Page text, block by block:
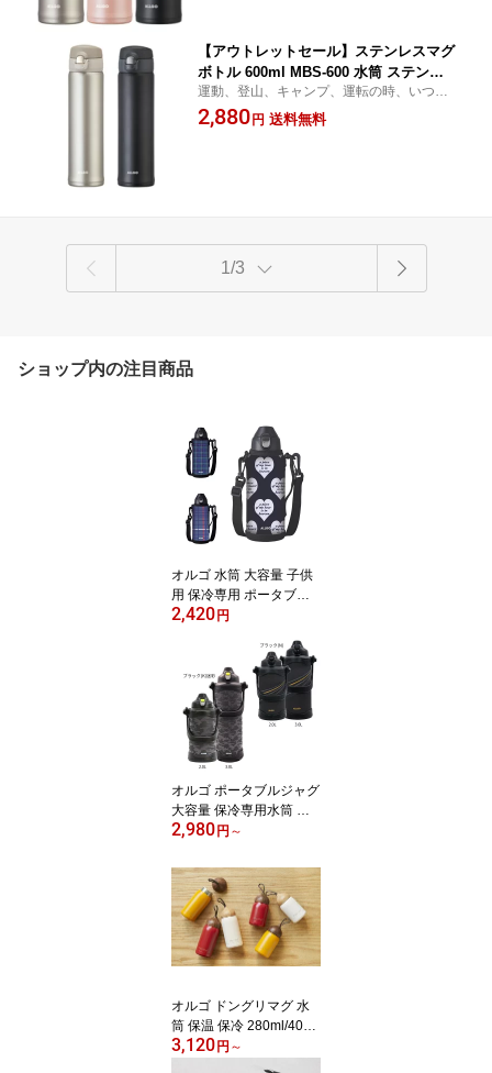
【アウトレットセール】ステンレスマグ
ボトル 600ml MBS-600 水筒 ステンレ
ス ワンタッチ 軽量 携帯ボトル マイボ
トル まほうびん 魔法瓶
運動、登山、キャンプ、運転の時、いつで
もどこでも飲みたい時に片手で飲める水筒
ワンタッチですぐ飲める真空二重の魔法瓶
2,880 円 送料無料
1/3
ショップ内の注目商品
オルゴ 水筒 大容量 子供
用 保冷専用 ポータブル
ボトル 1.0L 1.5L 直飲み
ベルト付き スポーツドリ
ンク対応 外カバー付き
ハート柄 チェック柄 通
学 遠足 部活 斜め掛け PB
Y-10 PBY-15
2,420 円
オルゴ ポータブルジャグ
大容量 保冷専用水筒 真
空断熱 2L・3L ステンレ
広口 直飲み スポーツド
リンク対応 アウトドア
部活 熱中症対策 夏用 キ
ャンプ ピクニック 野球
サッカー 魔法瓶 PJZ-20
PJZ-30
2,980 円 ～
オルゴ ドングリマグ 水
筒 保温 保冷 280ml/400
ml どんぐり模様 人気 ス
3,120 円 ～